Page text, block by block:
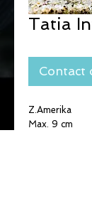
Tatia
Contact
Z.Amerika
Max. 9 cm